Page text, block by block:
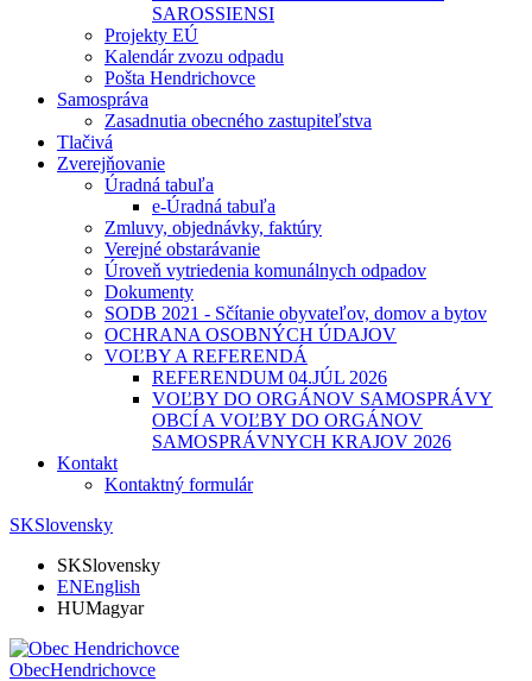
SAROSSIENSI
Projekty EÚ
Kalendár zvozu odpadu
Pošta Hendrichovce
Samospráva
Zasadnutia obecného zastupiteľstva
Tlačivá
Zverejňovanie
Úradná tabuľa
e-Úradná tabuľa
Zmluvy, objednávky, faktúry
Verejné obstarávanie
Úroveň vytriedenia komunálnych odpadov
Dokumenty
SODB 2021 - Sčítanie obyvateľov, domov a bytov
OCHRANA OSOBNÝCH ÚDAJOV
VOĽBY A REFERENDÁ
REFERENDUM 04.JÚL 2026
VOĽBY DO ORGÁNOV SAMOSPRÁVY
OBCÍ A VOĽBY DO ORGÁNOV
SAMOSPRÁVNYCH KRAJOV 2026
Kontakt
Kontaktný formulár
SKSlovensky
SKSlovensky
ENEnglish
HUMagyar
ObecHendrichovce